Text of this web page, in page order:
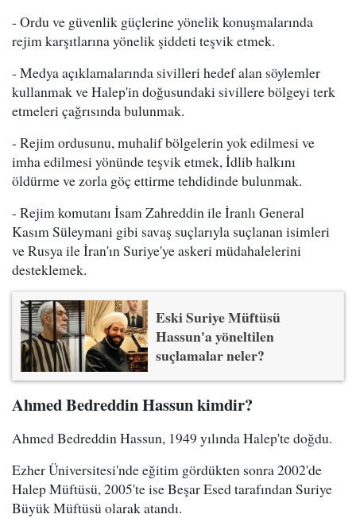
- Ordu ve güvenlik güçlerine yönelik konuşmalarında
rejim karşıtlarına yönelik şiddeti teşvik etmek.
- Medya açıklamalarında sivilleri hedef alan söylemler
kullanmak ve Halep'in doğusundaki sivillere bölgeyi terk
etmeleri çağrısında bulunmak.
- Rejim ordusunu, muhalif bölgelerin yok edilmesi ve
imha edilmesi yönünde teşvik etmek, İdlib halkını
öldürme ve zorla göç ettirme tehdidinde bulunmak.
- Rejim komutanı İsam Zahreddin ile İranlı General
Kasım Süleymani gibi savaş suçlarıyla suçlanan isimleri
ve Rusya ile İran'ın Suriye'ye askeri müdahalelerini
desteklemek.
Eski Suriye Müftüsü
Hassun'a yöneltilen
suçlamalar neler?
Ahmed Bedreddin Hassun kimdir?
Ahmed Bedreddin Hassun, 1949 yılında Halep'te doğdu.
Ezher Üniversitesi'nde eğitim gördükten sonra 2002'de
Halep Müftüsü, 2005'te ise Beşar Esed tarafından Suriye
Büyük Müftüsü olarak atandı.